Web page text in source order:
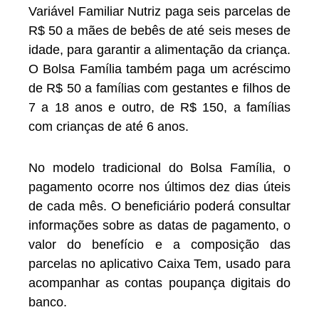
Variável Familiar Nutriz paga seis parcelas de
R$ 50 a mães de bebês de até seis meses de
idade, para garantir a alimentação da criança.
O Bolsa Família também paga um acréscimo
de R$ 50 a famílias com gestantes e filhos de
7 a 18 anos e outro, de R$ 150, a famílias
com crianças de até 6 anos.
No modelo tradicional do Bolsa Família, o
pagamento ocorre nos últimos dez dias úteis
de cada mês. O beneficiário poderá consultar
informações sobre as datas de pagamento, o
valor do benefício e a composição das
parcelas no aplicativo Caixa Tem, usado para
acompanhar as contas poupança digitais do
banco.